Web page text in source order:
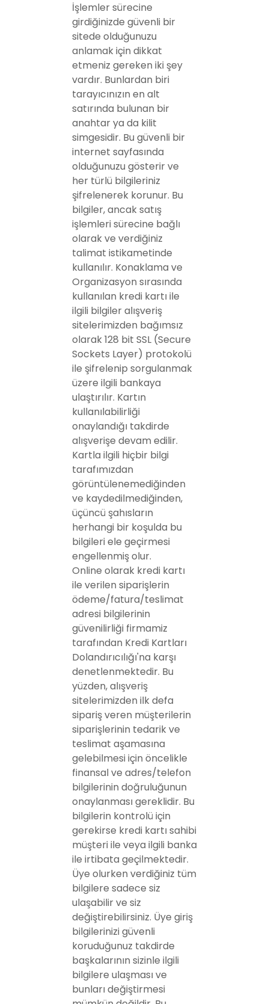
İşlemler sürecine
girdiğinizde güvenli bir
sitede olduğunuzu
anlamak için dikkat
etmeniz gereken iki şey
vardır. Bunlardan biri
tarayıcınızın en alt
satırında bulunan bir
anahtar ya da kilit
simgesidir. Bu güvenli bir
internet sayfasında
olduğunuzu gösterir ve
her türlü bilgileriniz
şifrelenerek korunur. Bu
bilgiler, ancak satış
işlemleri sürecine bağlı
olarak ve verdiğiniz
talimat istikametinde
kullanılır. Konaklama ve
Organizasyon sırasında
kullanılan kredi kartı ile
ilgili bilgiler alışveriş
sitelerimizden bağımsız
olarak 128 bit SSL (Secure
Sockets Layer) protokolü
ile şifrelenip sorgulanmak
üzere ilgili bankaya
ulaştırılır. Kartın
kullanılabilirliği
onaylandığı takdirde
alışverişe devam edilir.
Kartla ilgili hiçbir bilgi
tarafımızdan
görüntülenemediğinden
ve kaydedilmediğinden,
üçüncü şahısların
herhangi bir koşulda bu
bilgileri ele geçirmesi
engellenmiş olur.
Online olarak kredi kartı
ile verilen siparişlerin
ödeme/fatura/teslimat
adresi bilgilerinin
güvenilirliği firmamiz
tarafından Kredi Kartları
Dolandırıcılığı'na karşı
denetlenmektedir. Bu
yüzden, alışveriş
sitelerimizden ilk defa
sipariş veren müşterilerin
siparişlerinin tedarik ve
teslimat aşamasına
gelebilmesi için öncelikle
finansal ve adres/telefon
bilgilerinin doğruluğunun
onaylanması gereklidir. Bu
bilgilerin kontrolü için
gerekirse kredi kartı sahibi
müşteri ile veya ilgili banka
ile irtibata geçilmektedir.
Üye olurken verdiğiniz tüm
bilgilere sadece siz
ulaşabilir ve siz
değiştirebilirsiniz. Üye giriş
bilgilerinizi güvenli
koruduğunuz takdirde
başkalarının sizinle ilgili
bilgilere ulaşması ve
bunları değiştirmesi